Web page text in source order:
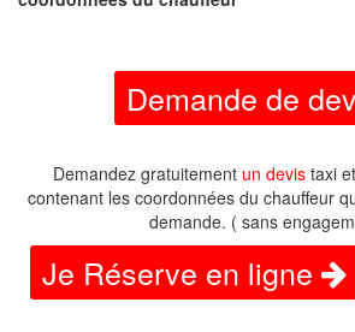
Demande de
Demandez gratuitement un devis taxi
contenant les coordonnées du chauffeur
demande. ( sans
Je Réserve en ligne